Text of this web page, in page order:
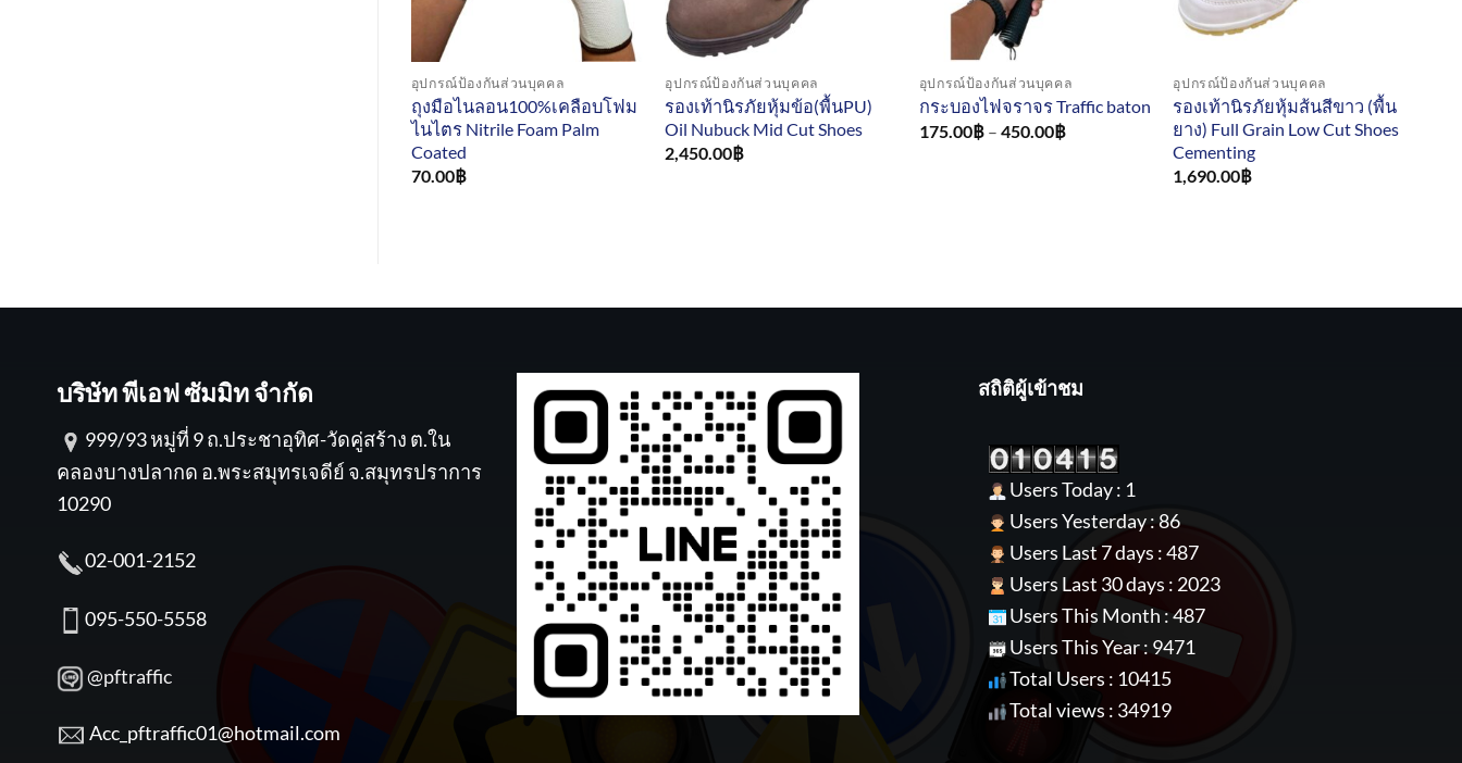
อุปกรณ์ป้องกันส่วนบุคคล
ถุงมือไนลอน100%เคลือบโฟม
ไนไตร Nitrile Foam Palm
Coated
70.00฿
อุปกรณ์ป้องกันส่วนบุคคล
รองเท้านิรภัยหุ้มข้อ(พื้นPU)
Oil Nubuck Mid Cut Shoes
2,450.00฿
อุปกรณ์ป้องกันส่วนบุคคล
กระบองไฟจราจร Traffic baton
175.00฿ – 450.00฿Price
อุปกรณ์ป้องกันส่วนบุคคล
รองเท้านิรภัยหุ้มส้นสีขาว (พื้น
ยาง) Full Grain Low Cut Shoes
Cementing
1,690.00฿
บริษัท พีเอฟ ซัมมิท จำกัด
999/93 หมู่ที่ 9 ถ.ประชาอุทิศ-วัดคู่สร้าง ต.ใน
คลองบางปลากด อ.พระสมุทรเจดีย์ จ.สมุทรปราการ
10290
02-001-2152
095-550-5558
@pftraffic
Acc_pftraffic01@hotmail.com
สถิติผู้เข้าชม
Users Today : 1
Users Yesterday : 86
Users Last 7 days : 487
Users Last 30 days : 2023
Users This Month : 487
Users This Year : 9471
Total Users : 10415
Total views : 34919